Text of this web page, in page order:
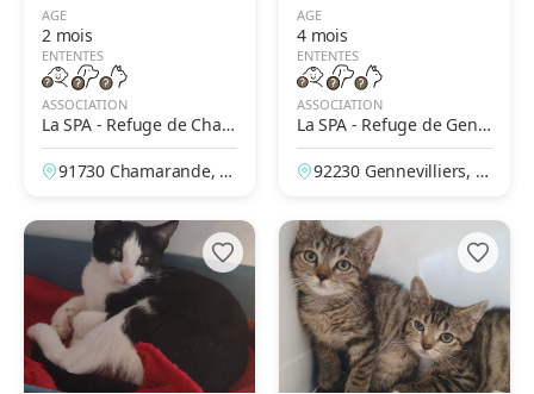
AGE
2 mois
ENTENTES
ASSOCIATION
La SPA - Refuge de Cham
arande
91730 Chamarande, Es
AGE
4 mois
ENTENTES
ASSOCIATION
La SPA - Refuge de Genn
evilliers – Grammont
92230 Gennevilliers, H